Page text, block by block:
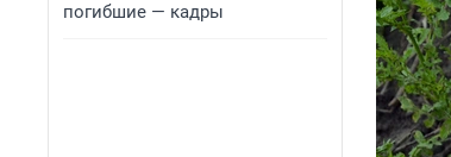
погибшие — кадры